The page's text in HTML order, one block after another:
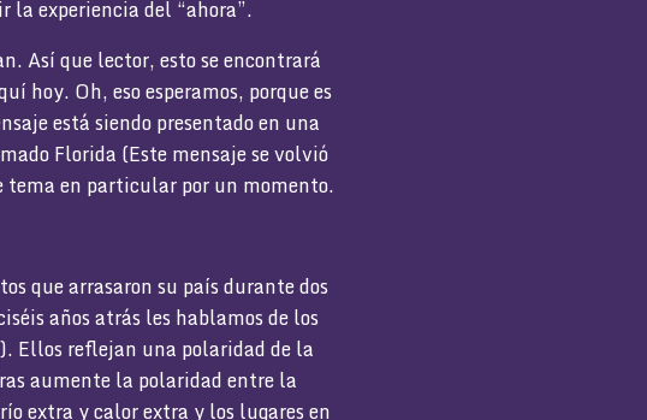
la experiencia del “ahora”.
Así que lector, esto se encontrará
hoy. Oh, eso esperamos, porque es
está siendo presentado en una
Florida (Este mensaje se volvió
tema en particular por un momento.
que arrasaron su país durante dos
años atrás les hablamos de los
Ellos reflejan una polaridad de la
aumente la polaridad entre la
extra y calor extra y los lugares en